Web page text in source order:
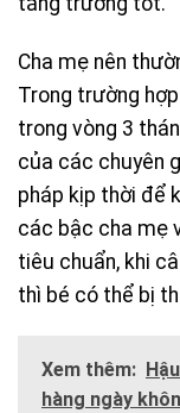
Cha mẹ nên
Trong trường
trong vòng 3
của các chuyên
pháp kịp thời để
các bậc cha mẹ
tiêu chuẩn, khi
thì bé có thể bị
Xem thêm:
hàng ngày